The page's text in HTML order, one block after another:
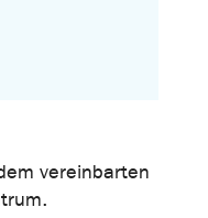
vereinbarten